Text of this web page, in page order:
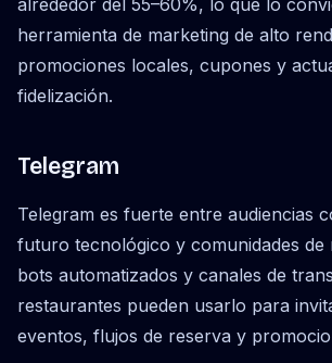
herramienta de marketing de alto
promociones locales, cupones y
fidelización.
Telegram
Telegram es fuerte entre audiencias
futuro tecnológico y comunidades de
bots automatizados y canales de
restaurantes pueden usarlo para
eventos, flujos de reserva y